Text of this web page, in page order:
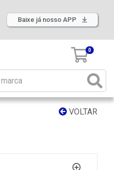
Baixe já nosso APP
0
VOLTAR